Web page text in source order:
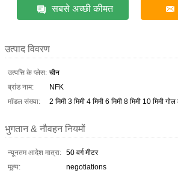
सबसे अच्छी कीमत
उत्पाद विवरण
उत्पत्ति के प्लेस: चीन
ब्रांड नाम:
NFK
मॉडल संख्या:
2 मिमी 3 मिमी 4 मिमी 6 मिमी 8 मिमी 10 मिमी
भुगतान & नौवहन नियमों
न्यूनतम आदेश मात्रा: 50 वर्ग मीटर
मूल्य:
negotiations